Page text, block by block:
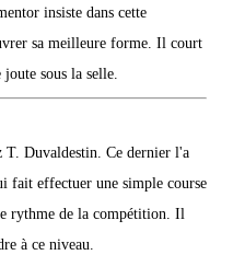
insiste dans cette
sa meilleure forme. Il court
sous la selle.
Duvaldestin. Ce dernier l'a
fait effectuer une simple course
rythme de la compétition. Il
à ce niveau.